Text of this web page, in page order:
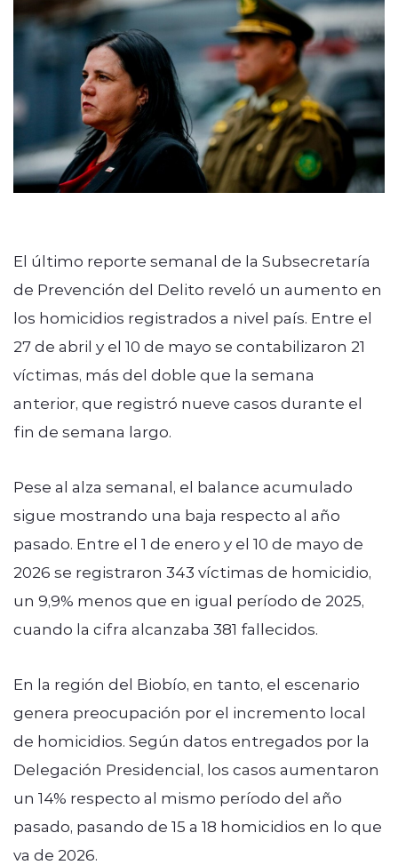
ENTREVISTAS
modo claro
El último reporte semanal de la Subsecretaría
de Prevención del Delito reveló un aumento en
los homicidios registrados a nivel país. Entre el
27 de abril y el 10 de mayo se contabilizaron 21
víctimas, más del doble que la semana
anterior, que registró nueve casos durante el
fin de semana largo.
Pese al alza semanal, el balance acumulado
sigue mostrando una baja respecto al año
pasado. Entre el 1 de enero y el 10 de mayo de
2026 se registraron 343 víctimas de homicidio,
un 9,9% menos que en igual período de 2025,
cuando la cifra alcanzaba 381 fallecidos.
En la región del Biobío, en tanto, el escenario
genera preocupación por el incremento local
de homicidios. Según datos entregados por la
Delegación Presidencial, los casos aumentaron
un 14% respecto al mismo período del año
pasado, pasando de 15 a 18 homicidios en lo que
va de 2026.